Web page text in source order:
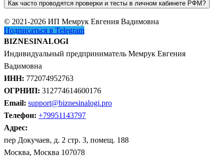
Как часто проводятся проверки и тесты в личном кабинете РФМ?
© 2021-2026 ИП Мемрук Евгения Вадимовна
Подписаться в Telegram
BIZNESINALOGI
Индивидуальный предприниматель Мемрук Евгения
Вадимовна
ИНН: 772074952763
ОГРНИП: 312774614600176
Email: support@biznesinalogi.pro
Телефон: +79951143797
Адрес:
пер Докучаев, д. 2 стр. 3, помещ. 188
Москва, Москва 107078